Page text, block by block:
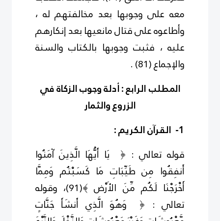
معه على وجوبها بعد مخالفتهم له ،
وأطاعوه على قتال مانعيها بعد إنكارهم
عليه ، فثبت وجوبها بالكتاب والسنة
والإجماع(
81
)
.
المطلب الرابع : أدلة وجوب الزكاة في
الزروع والثمار
1- القرآن الكريم:
قوله تعالي : ﴿ يَا أَيُّهَا الَّذِينَ آمَنُوا
أَنفِقُوا مِن طَيِّبَاتِ مَا كَسَبْتُم وَمِمَّا
أَخْرَجْنَا لَكُم مِّنَ الأَرْض ﴾(
91
)، وقوله
تعالي : ﴿ وَهُوَ الَّذِي أَنشَأَ جَنَّاتٍ